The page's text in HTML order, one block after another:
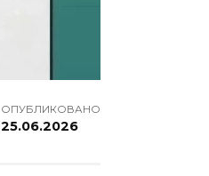
ОПУБЛИКОВАНО
25.06.2026